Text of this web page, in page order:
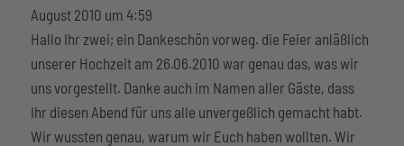
August 2010 um 4:59
Hallo Ihr zwei; ein Dankeschön vorweg. die Feier anläßlich
unserer Hochzeit am 26.06.2010 war genau das, was wir
uns vorgestellt. Danke auch im Namen aller Gäste, dass
Ihr diesen Abend für uns alle unvergeßlich gemacht habt.
Wir wussten genau, warum wir Euch haben wollten. Wir